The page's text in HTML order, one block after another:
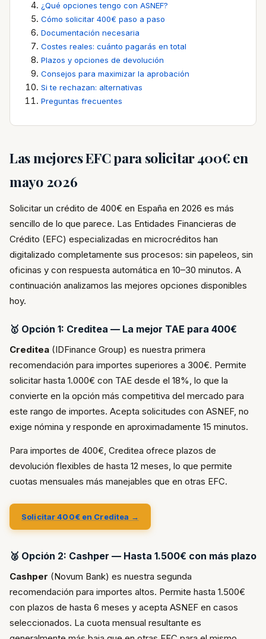
¿Qué opciones tengo con ASNEF?
Cómo solicitar 400€ paso a paso
Documentación necesaria
Costes reales: cuánto pagarás en total
Plazos y opciones de devolución
Consejos para maximizar la aprobación
Si te rechazan: alternativas
Preguntas frecuentes
Las mejores EFC para solicitar 400€ en
mayo 2026
Solicitar un crédito de 400€ en España en 2026 es más
sencillo de lo que parece. Las Entidades Financieras de
Crédito (EFC) especializadas en microcréditos han
digitalizado completamente sus procesos: sin papeleos, sin
oficinas y con respuesta automática en 10–30 minutos. A
continuación analizamos las mejores opciones disponibles
hoy.
🥇 Opción 1: Creditea — La mejor TAE para 400€
Creditea (IDFinance Group) es nuestra primera
recomendación para importes superiores a 300€. Permite
solicitar hasta 1.000€ con TAE desde el 18%, lo que la
convierte en la opción más competitiva del mercado para
este rango de importes. Acepta solicitudes con ASNEF, no
exige nómina y responde en aproximadamente 15 minutos.
Para importes de 400€, Creditea ofrece plazos de
devolución flexibles de hasta 12 meses, lo que permite
cuotas mensuales más manejables que en otras EFC.
Solicitar 400€ en Creditea →
🥈 Opción 2: Cashper — Hasta 1.500€ con más plazo
Cashper (Novum Bank) es nuestra segunda
recomendación para importes altos. Permite hasta 1.500€
con plazos de hasta 6 meses y acepta ASNEF en casos
seleccionados. La cuota mensual resultante es